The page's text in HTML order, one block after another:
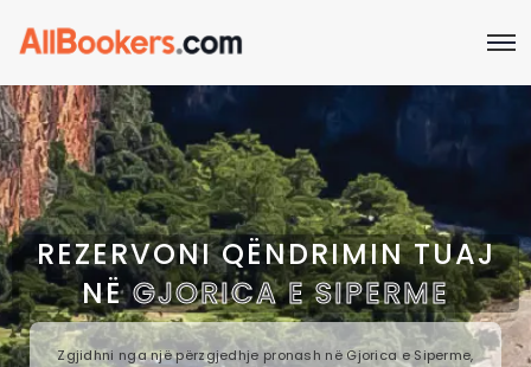
REZERVONI QËNDRIMIN TUAJ
NËGJORICA E SIPERME
Zgjidhni nga një përzgjedhje pronash në Gjorica e Siperme,